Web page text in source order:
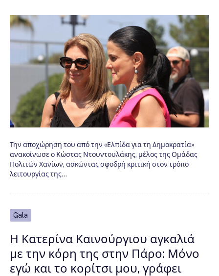
Την αποχώρηση του από την «Ελπίδα για τη Δημοκρατία»
ανακοίνωσε ο Κώστας Ντουντουλάκης, μέλος της Ομάδας
Πολιτών Χανίων, ασκώντας σφοδρή κριτική στον τρόπο
λειτουργίας της…
Gala
Η Κατερίνα Καινούργιου αγκαλιά
με την κόρη της στην Πάρο: Μόνο
εγώ και το κορίτσι μου, γράφει